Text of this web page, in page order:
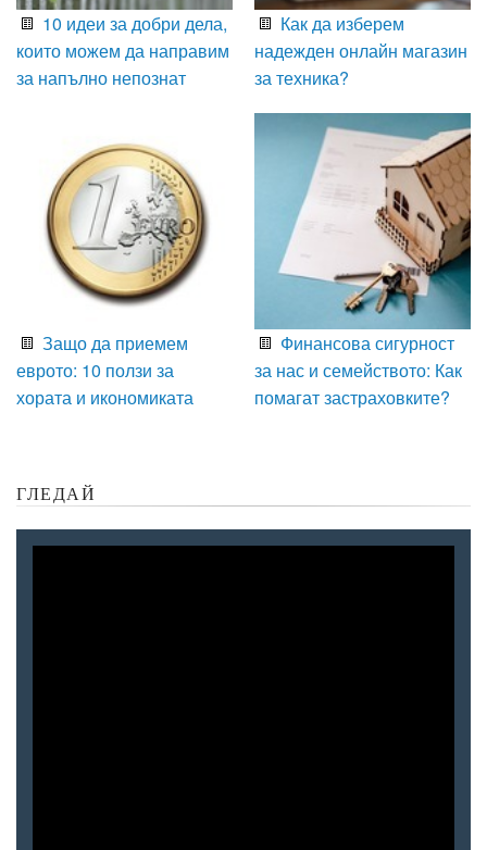
10 идеи за добри дела,
които можем да направим
за напълно непознат
Как да изберем
надежден онлайн магазин
за техника?
Защо да приемем
еврото: 10 ползи за
хората и икономиката
Финансова сигурност
за нас и семейството: Как
помагат застраховките?
ГЛЕДАЙ